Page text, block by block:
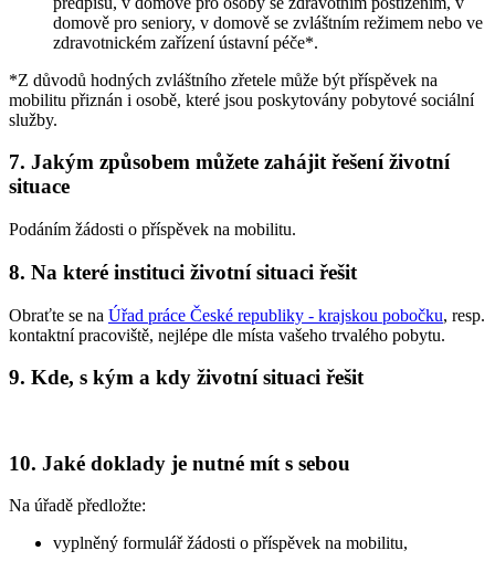
domově pro seniory, v domově se zvláštním režimem nebo ve
zdravotnickém zařízení ústavní péče*.
*Z důvodů hodných zvláštního zřetele může být příspěvek na
mobilitu přiznán i osobě, které jsou poskytovány pobytové sociální
služby.
7. Jakým způsobem můžete zahájit řešení životní
situace
Podáním žádosti o příspěvek na mobilitu.
8. Na které instituci životní situaci řešit
Obraťte se na Úřad práce České republiky - krajskou pobočku, resp.
kontaktní pracoviště, nejlépe dle místa vašeho trvalého pobytu.
9. Kde, s kým a kdy životní situaci řešit
10. Jaké doklady je nutné mít s sebou
Na úřadě předložte:
vyplněný formulář žádosti o příspěvek na mobilitu,